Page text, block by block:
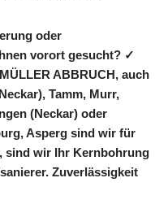
oder
vorort gesucht? ✓
ABBRUCH, auch
Tamm, Murr,
(Neckar) oder
Asperg sind wir für
sind wir Ihr Kernbohrung
Zuverlässigkeit